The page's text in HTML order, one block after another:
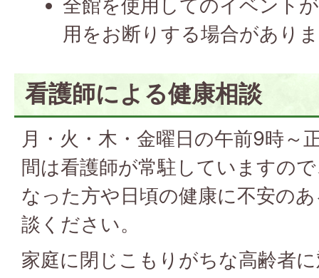
全館を使用してのイベント
用をお断りする場合があり
看護師による健康相談
月・火・木・金曜日の午前9時～
間は看護師が常駐していますの
なった方や日頃の健康に不安の
談ください。
家庭に閉じこもりがちな高齢者